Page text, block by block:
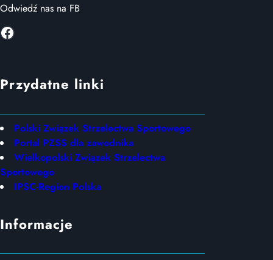
Odwiedź nas na FB
Facebook
Przydatne linki
Polski Związek Strzelectwa Sportowego
Portal PZSS dla zawodnika
Wielkopolski Związek Strzelectwa
Sportowego
IPSC-Region Polska
Informacje